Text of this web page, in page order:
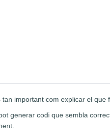
important com explicar el que
generar codi que sembla